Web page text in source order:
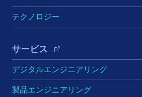
テクノロジー
サービス
デジタルエンジニアリング
製品エンジニアリング